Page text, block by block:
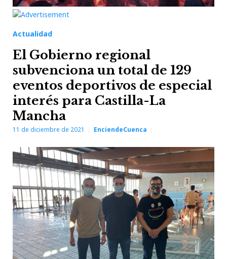
Actualidad
El Gobierno regional
subvenciona un total de 129
eventos deportivos de especial
interés para Castilla-La
Mancha
11 de diciembre de 2021 EnciendeCuenca